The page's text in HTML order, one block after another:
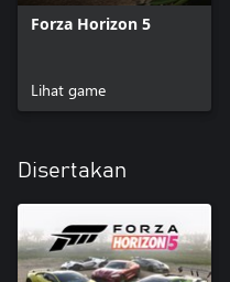
Forza Horizon 5
Lihat game
Disertakan